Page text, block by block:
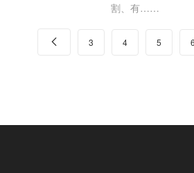
割、有……
 3 4 5 6